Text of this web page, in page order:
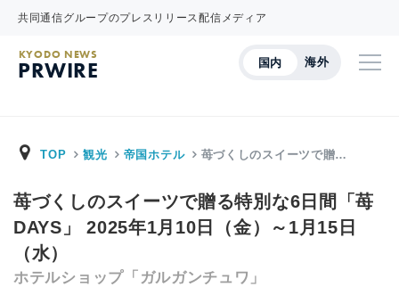
共同通信グループのプレスリリース配信メディア
国内 海外
KYODO NEWS
PRWIRE
TOP 観光 帝国ホテル 苺づくしのスイーツで贈…
苺づくしのスイーツで贈る特別な6日間「苺
DAYS」 2025年1月10日（金）～1月15日
（水）
ホテルショップ「ガルガンチュワ」